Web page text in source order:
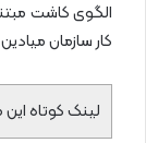
الگوی کاشت
کار سازمان
لینک کوتاه